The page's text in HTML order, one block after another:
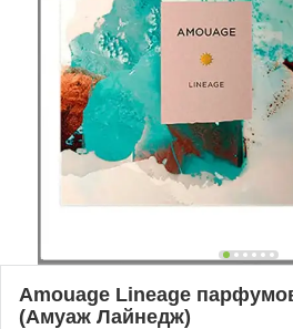
Amouage Lineage
(Амуаж Лайнедж)